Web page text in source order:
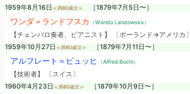
1959年8月16日 ≪満80歳没≫ ［1879年7月5日〜］
ワンダ＝ランドフスカ （Wanda Landowska）
【チェンバロ奏者、ピアニスト】 〔ポーランド→アメリカ〕
1959年10月27日 ≪満80歳没≫ ［1879年7月11日〜］
アルフレート＝ビュッヒ （Alfred Buchi）
【技術者】 〔スイス〕
1960年4月23日 ≪満80歳没≫ ［1879年10月9日〜］